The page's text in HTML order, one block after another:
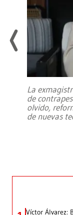
La
de
olvido,
de nuevas
Víctor Álvarez: